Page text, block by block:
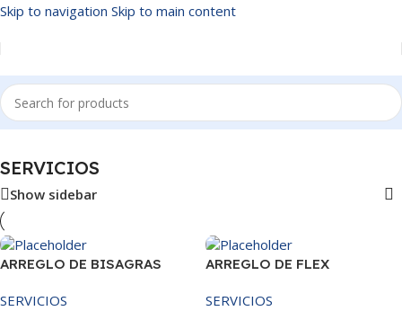
Skip to navigation Skip to main content
Inicio/SERVICIOS
SERVICIOS
Show sidebar
ARREGLO DE BISAGRAS
SERVICIOS
ARREGLO DE FLEX
SERVICIOS